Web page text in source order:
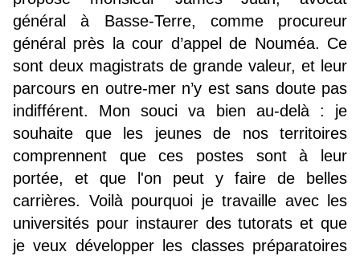
général à Basse-Terre, comme procureur
général près la cour d’appel de Nouméa. Ce
sont deux magistrats de grande valeur, et leur
parcours en outre-mer n’y est sans doute pas
indifférent. Mon souci va bien au-delà : je
souhaite que les jeunes de nos territoires
comprennent que ces postes sont à leur
portée, et que l'on peut y faire de belles
carrières. Voilà pourquoi je travaille avec les
universités pour instaurer des tutorats et que
je veux développer les classes préparatoires